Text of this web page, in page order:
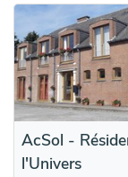
AcSol -
l'Univers